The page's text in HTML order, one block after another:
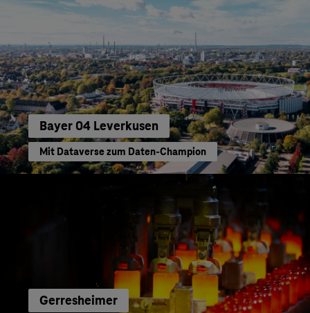
Bayer 04 Leverkusen
Mit Dataverse zum Daten-Champion
Gerresheimer